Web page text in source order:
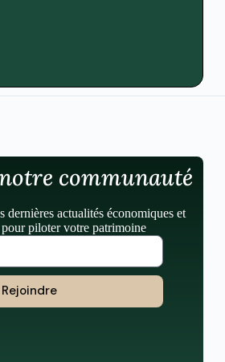
communauté
dernières actualités économiques et
piloter votre patrimoine
Rejoindre